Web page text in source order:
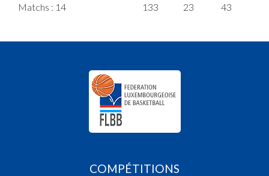
Matchs : 14 133 23 43
COMPÉTITIONS